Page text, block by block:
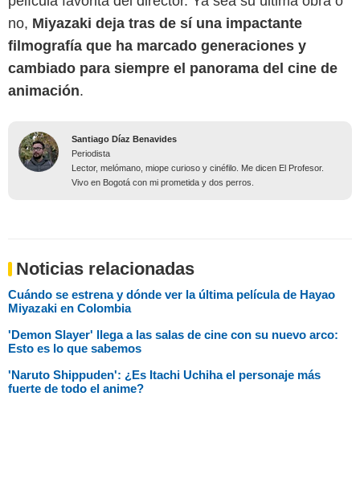
no, Miyazaki deja tras de sí una impactante
filmografía que ha marcado generaciones y
cambiado para siempre el panorama del cine de
animación.
Santiago Díaz Benavides
Periodista
Lector, melómano, miope curioso y cinéfilo. Me dicen El Profesor.
Vivo en Bogotá con mi prometida y dos perros.
Noticias relacionadas
Cuándo se estrena y dónde ver la última película de Hayao
Miyazaki en Colombia
'Demon Slayer' llega a las salas de cine con su nuevo arco:
Esto es lo que sabemos
'Naruto Shippuden': ¿Es Itachi Uchiha el personaje más
fuerte de todo el anime?